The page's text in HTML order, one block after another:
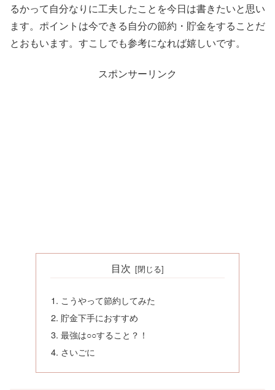
るかって自分なりに工夫したことを今日は書きたいと思い
ます。ポイントは今できる自分の節約・貯金をすることだ
とおもいます。すこしでも参考になれば嬉しいです。
スポンサーリンク
目次
こうやって節約してみた
貯金下手におすすめ
最強は○○すること？！
さいごに